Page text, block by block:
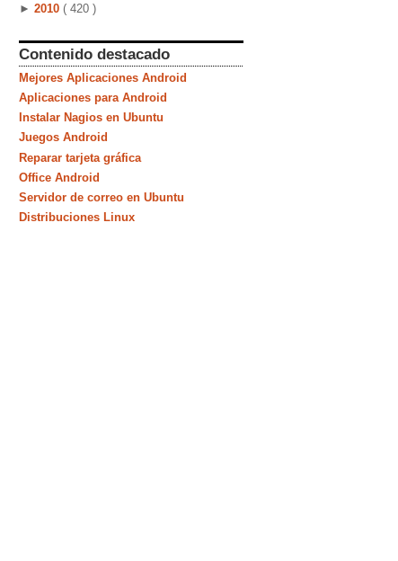
► 2010 ( 420 )
Contenido destacado
Mejores Aplicaciones Android
Aplicaciones para Android
Instalar Nagios en Ubuntu
Juegos Android
Reparar tarjeta gráfica
Office Android
Servidor de correo en Ubuntu
Distribuciones Linux